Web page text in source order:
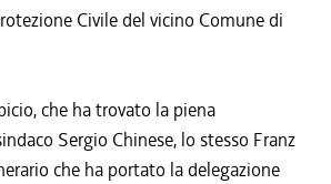
Civile del vicino Comune di
che ha trovato la piena
Sergio Chinese, lo stesso Franz
che ha portato la delegazione